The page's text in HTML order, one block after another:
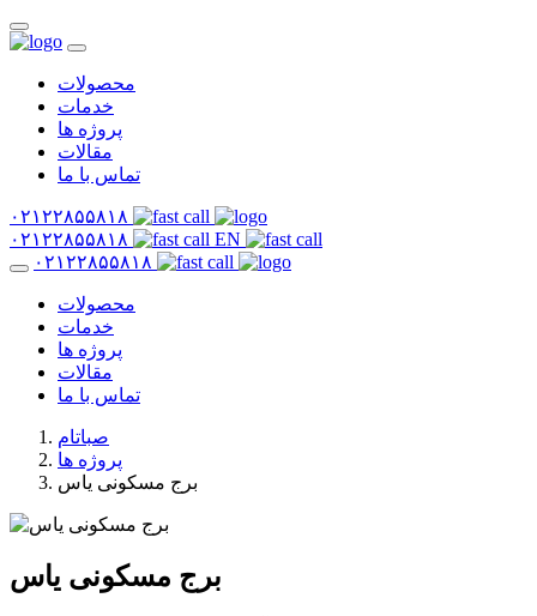
محصولات
خدمات
پروژه ها
مقالات
تماس با ما
۰۲۱۲۲۸۵۵۸۱۸
۰۲۱۲۲۸۵۵۸۱۸
EN
۰۲۱۲۲۸۵۵۸۱۸
محصولات
خدمات
پروژه ها
مقالات
تماس با ما
صباتام
پروژه ها
برج مسکونی یاس
برج مسکونی یاس